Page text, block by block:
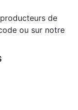
de
ou sur notre